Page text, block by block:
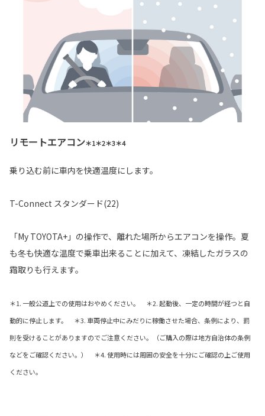
リモートエアコン＊1＊2＊3＊4
乗り込む前に車内を快適温度にします。
T-Connect スタンダード(22)
「My TOYOTA+」の操作で、離れた場所からエアコンを操作。夏
も冬も快適な温度で乗車出来ることに加えて、凍結したガラスの
霜取りも行えます。
＊1. 一般公道上での使用はおやめください。 ＊2. 起動後、一定の時間が経つと自
動的に停止します。 ＊3. 車両停止中にみだりに稼働させた場合、条例により、罰
則を受けることがありますのでご注意ください。（ご購入の際は地方自治体の条例
などをご確認ください。） ＊4. 使用時には周囲の安全を十分にご確認の上ご使用
ください。